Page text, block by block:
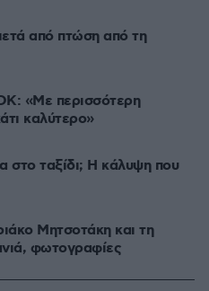
από πτώση από τη
«Με περισσότερη
καλύτερο»
στο ταξίδι; Η κάλυψη που
Μητσοτάκη και τη
φωτογραφίες